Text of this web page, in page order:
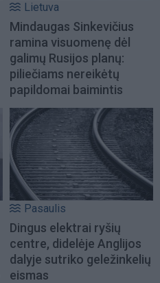
Lietuva
Mindaugas Sinkevičius
ramina visuomenę dėl
galimų Rusijos planų:
piliečiams nereikėtų
papildomai baimintis
Pasaulis
Dingus elektrai ryšių
centre, didelėje Anglijos
dalyje sutriko geležinkelių
eismas